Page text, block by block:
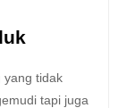
yang tidak
tapi juga